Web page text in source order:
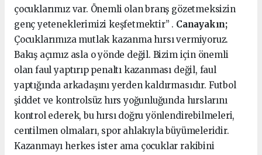
çocuklarımız var. Önemli olan branş gözetmeksizin
genç yeteneklerimizi keşfetmektir” . Canayakın;
Çocuklarımıza mutlak kazanma hırsı vermiyoruz.
Bakış açımız asla o yönde değil. Bizim için önemli
olan faul yaptırıp penaltı kazanması değil, faul
yaptığında arkadaşını yerden kaldırmasıdır. Futbol
şiddet ve kontrolsüz hırs yoğunluğunda hırslarını
kontrol ederek, bu hırsı doğru yönlendirebilmeleri,
centilmen olmaları, spor ahlakıyla büyümeleridir.
Kazanmayı herkes ister ama çocuklar rakibini